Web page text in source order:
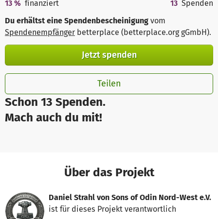
Schon 13 Spenden.
Mach auch du mit!
13 % finanziert 13 Spenden
Du erhältst eine Spendenbescheinigung vom
Spendenempfänger betterplace (betterplace.org gGmbH).
Jetzt spenden
Teilen
Über das Projekt
Daniel Strahl von Sons of Odin Nord-West e.V.
ist für dieses Projekt verantwortlich